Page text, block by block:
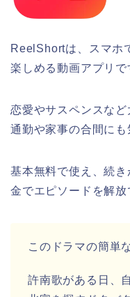
ReelShortは、スマホ
楽しめる動画アプリで
恋愛やサスペンスなど
通勤や家事の合間にも
基本無料で使え、続
金でエピソードを解放
このドラマの簡単
許南歌がある日、